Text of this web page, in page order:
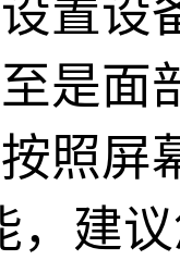
置设
是面
照屏
，建